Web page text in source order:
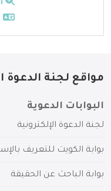
مواقع لجنة الدعوة
البوابات الدعوية
لجنة الدعوة الإلكترونية
بوابة الكويت للتعريف
بوابة الباحث عن الحقيقة